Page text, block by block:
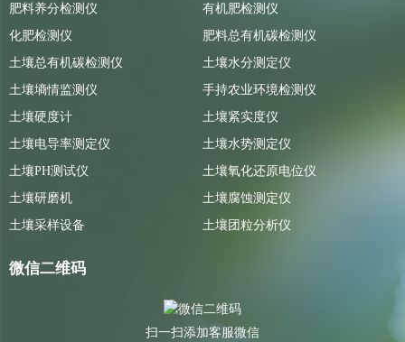
肥料养分检测仪
有机肥检测仪
化肥检测仪
肥料总有机碳检测仪
土壤总有机碳检测仪
土壤水分测定仪
土壤墒情监测仪
手持农业环境检测仪
土壤硬度计
土壤紧实度仪
土壤电导率测定仪
土壤水势测定仪
土壤PH测试仪
土壤氧化还原电位仪
土壤研磨机
土壤腐蚀测定仪
土壤采样设备
土壤团粒分析仪
微信二维码
扫一扫添加客服微信